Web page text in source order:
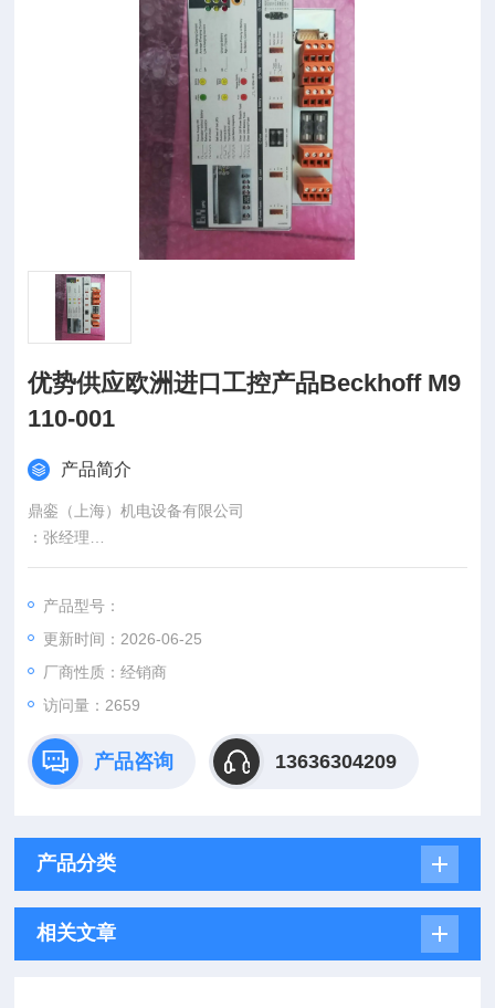
优势供应欧洲进口工控产品Beckhoff M9
110-001
产品简介
鼎銮（上海）机电设备有限公司
：张经理
电 话：
手 机：
号码：3248370990
邮 箱：@
优势供应欧洲进口工控产品Beckhoff M9110-001
产品型号：
更新时间：2026-06-25
厂商性质：经销商
访问量：2659
产品咨询 13636304209
产品分类
相关文章